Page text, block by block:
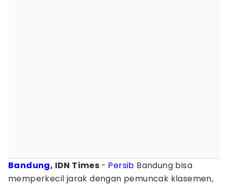
Bandung, IDN Times - Persib Bandung bisa
memperkecil jarak dengan pemuncak klasemen,